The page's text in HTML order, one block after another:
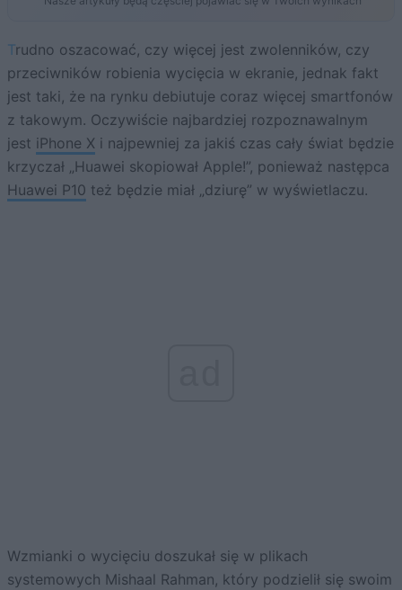
Trudno oszacować, czy więcej jest zwolenników, czy
przeciwników robienia wycięcia w ekranie, jednak fakt
jest taki, że na rynku debiutuje coraz więcej smartfonów
z takowym. Oczywiście najbardziej rozpoznawalnym
jest iPhone X i najpewniej za jakiś czas cały świat będzie
krzyczał „Huawei skopiował Apple!”, ponieważ następca
Huawei P10 też będzie miał „dziurę” w wyświetlaczu.
Wzmianki o wycięciu doszukał się w plikach
systemowych Mishaal Rahman, który podzielił się swoim